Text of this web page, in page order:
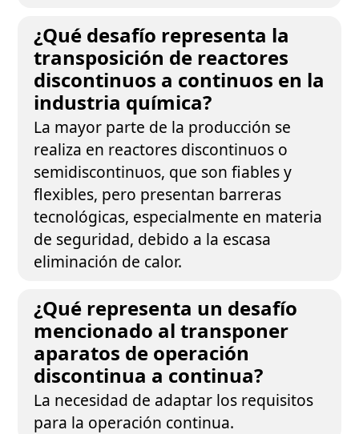
¿Qué desafío representa la
transposición de reactores
discontinuos a continuos en la
industria química?
La mayor parte de la producción se
realiza en reactores discontinuos o
semidiscontinuos, que son fiables y
flexibles, pero presentan barreras
tecnológicas, especialmente en materia
de seguridad, debido a la escasa
eliminación de calor.
¿Qué representa un desafío
mencionado al transponer
aparatos de operación
discontinua a continua?
La necesidad de adaptar los requisitos
para la operación continua.